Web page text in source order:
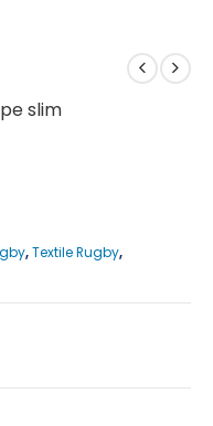
slim
,Textile Rugby,